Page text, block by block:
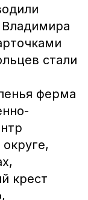
Владимира
стали
ферма
крест